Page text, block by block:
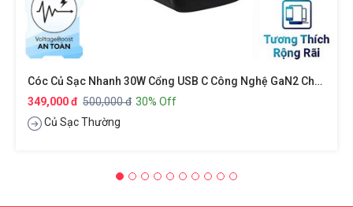
Cóc Củ Sạc Nhanh 30W Cổng USB C Công Nghệ GaN2 Chuẩn Sạc PD Type C 3.0 Cho IPhone / IPad / Smartphone Android Hiệu Anker 313 A2639 - Công Nghệ PowerIQ 3.0, Hệ Thống An Toàn ActiveShield 2.0, Chuẩn Cắm US-UK
349,000 đ 500,000 đ 30% Off
Củ Sạc Thường